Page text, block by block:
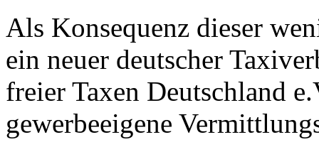
Als Konsequenz dieser
ein neuer deutscher
freier Taxen Deutschland
gewerbeeigene